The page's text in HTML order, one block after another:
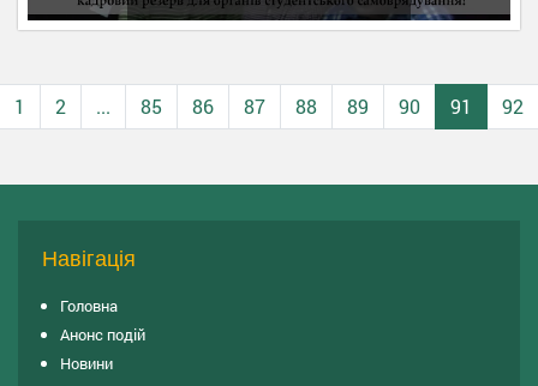
1 2 ... 85 86 87 88 89 90 91 92
Навігація
Головна
Анонс подій
Новини